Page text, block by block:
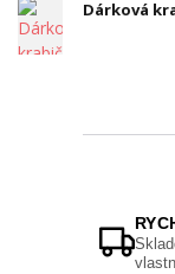
Dárková